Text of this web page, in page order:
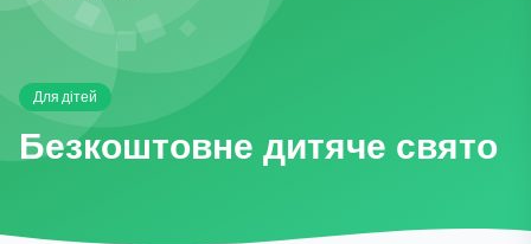
Для дітей
Безкоштовне дитяче свято